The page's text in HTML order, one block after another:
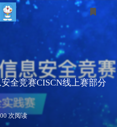
全竞赛CISCN线上赛部分
次阅读